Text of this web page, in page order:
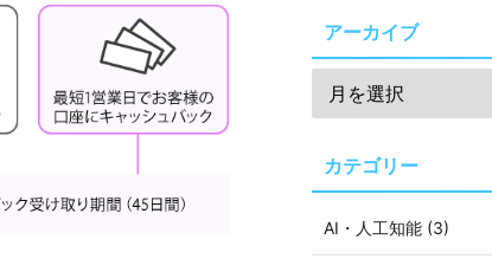
アーカイブ
カテゴリー
AI・人工知能 (3)